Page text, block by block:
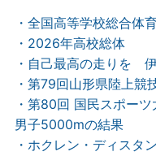
・全国高等学校総合
・2026年高校総体
・自己最高の走りを
・第79回山形県陸上
・第80回 国民スポー
男子5000mの結果
・ホクレン・ディスタ